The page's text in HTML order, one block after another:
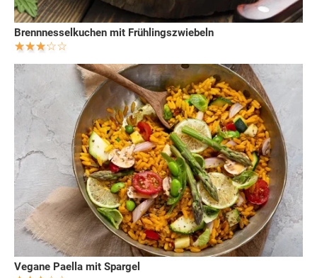
Brennnesselkuchen mit Frühlingszwiebeln
Vegane Paella mit Spargel